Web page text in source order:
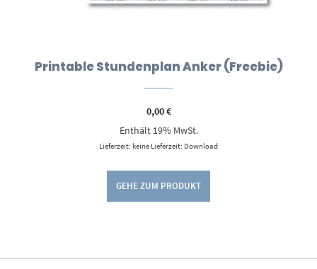
Printable Stundenplan Anker (Freebie)
0,00€
Enthält 19% MwSt.
Lieferzeit: keine Lieferzeit: Download
GEHE ZUM PRODUKT